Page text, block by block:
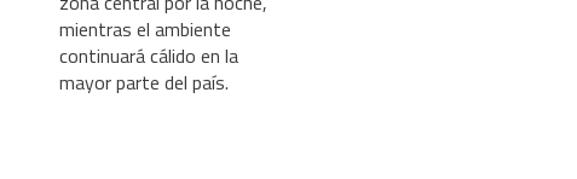
mientras el ambiente
continuará cálido en la
mayor parte del país.